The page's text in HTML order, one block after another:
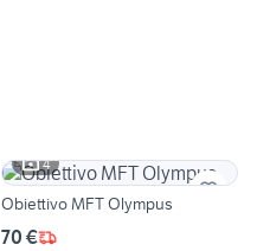
4
Obiettivo MFT Olympus
70 €